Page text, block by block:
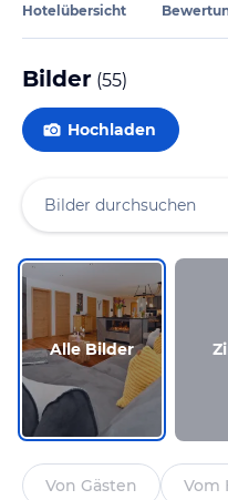
Hotelübersicht
Bilder (55)
Hochladen
Alle Bilder
Von Gästen Vom